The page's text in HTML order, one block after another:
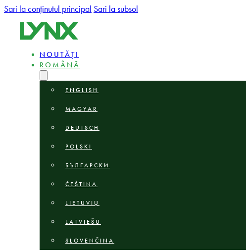
Sari la conținutul principal Sari la subsol
NOUTĂȚI
ROMÂNĂ
ENGLISH
MAGYAR
DEUTSCH
POLSKI
БЪЛГАРСКИ
ČEŠTINA
LIETUVIŲ
LATVIEŠU
SLOVENČINA